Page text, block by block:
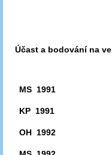
Účast a bodování na
MS 1991
KP 1991
OH 1992